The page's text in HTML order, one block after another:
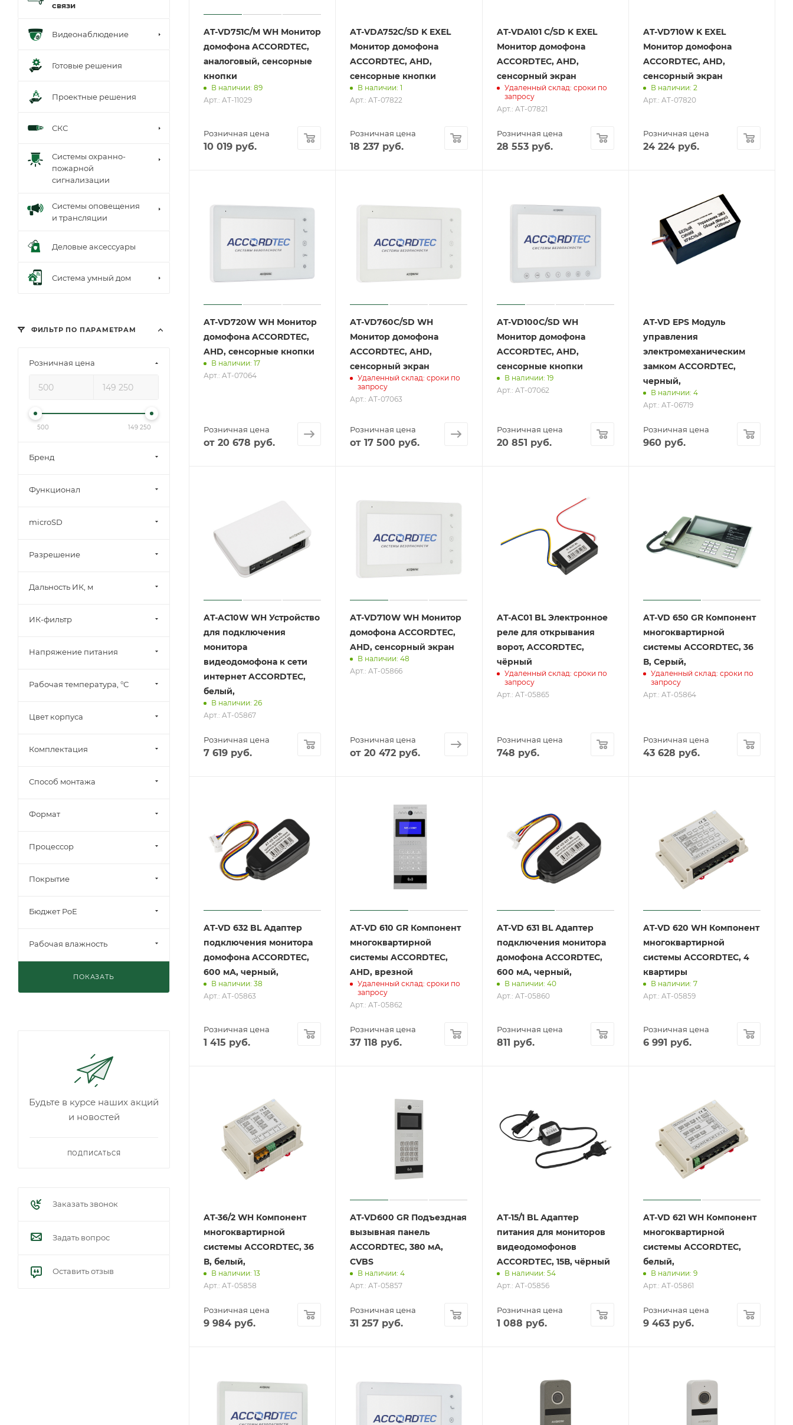
AT-VD751C/M WH Монитор
домофона ACCORDTEC,
аналоговый, сенсорные
кнопки
В наличии: 89
Арт.: AT-11029
Розничная цена
10 019 руб.
AT-VDA752C/SD K EXEL
Монитор домофона
ACCORDTEC, AHD,
сенсорные кнопки
В наличии: 1
Арт.: AT-07822
Розничная цена
18 237 руб.
AT-VDA101 C/SD K EXEL
Монитор домофона
ACCORDTEC, AHD,
сенсорный экран
Удаленный склад: сроки по
запросу
Арт.: AT-07821
Розничная цена
28 553руб.
AT-VD710W K EXEL
Монитор домофона
ACCORDTEC, AHD,
сенсорный экран
В наличии: 2
Арт.: AT-07820
Розничная цена
24 224руб.
AT-VD720W WH Монитор
домофона ACCORDTEC,
AHD, сенсорные кнопки
В наличии: 17
Арт.: AT-07064
Розничная цена
от 20 678 руб.
AT-VD760C/SD WH
Монитор домофона
ACCORDTEC, AHD,
сенсорный экран
Удаленный склад: сроки по
запросу
Арт.: AT-07063
Розничная цена
от 17 500 руб.
AT-VD100C/SD WH
Монитор домофона
ACCORDTEC, AHD,
сенсорные кнопки
В наличии: 19
Арт.: AT-07062
Розничная цена
20 851 руб.
AT-VD EPS Модуль
управления
электромеханическим
замком ACCORDTEC,
черный,
В наличии: 4
Арт.: AT-06719
Розничная цена
960руб.
AT-AC10W WH Устройство
для подключения
монитора
видеодомофона к сети
интернет ACCORDTEC,
белый,
В наличии: 26
Арт.: AT-05867
Розничная цена
7 619 руб.
AT-VD710W WH Монитор
домофона ACCORDTEC,
AHD, сенсорный экран
В наличии: 48
Арт.: AT-05866
Розничная цена
от 20 472 руб.
AT-AC01 BL Электронное
реле для открывания
ворот, ACCORDTEC,
чёрный
Удаленный склад: сроки по
запросу
Арт.: AT-05865
Розничная цена
748 руб.
AT-VD 650 GR Компонент
многоквартирной
системы ACCORDTEC, 36
В, Серый,
Удаленный склад: сроки по
запросу
Арт.: AT-05864
Розничная цена
43 628 руб.
AT-VD 632 BL Адаптер
подключения монитора
домофона ACCORDTEC,
600 мА, черный,
В наличии: 38
Арт.: AT-05863
Розничная цена
1 415 руб.
AT-VD 610 GR Компонент
многоквартирной
системы ACCORDTEC,
AHD, врезной
Удаленный склад: сроки по
запросу
Арт.: AT-05862
Розничная цена
37 118 руб.
AT-VD 631 BL Адаптер
подключения монитора
домофона ACCORDTEC,
600 мА, черный,
В наличии: 40
Арт.: AT-05860
Розничная цена
811 руб.
AT-VD 620 WH Компонент
многоквартирной
системы ACCORDTEC, 4
квартиры
В наличии: 7
Арт.: AT-05859
Розничная цена
6 991 руб.
AT-36/2 WH Компонент
многоквартирной
системы ACCORDTEC, 36
В, белый,
В наличии: 13
Арт.: AT-05858
Розничная цена
9 984 руб.
AT-VD600 GR Подъездная
вызывная панель
ACCORDTEC, 380 мА,
CVBS
В наличии: 4
Арт.: AT-05857
Розничная цена
31 257 руб.
AT-15/1 BL Адаптер
питания для мониторов
видеодомофонов
ACCORDTEC, 15В, чёрный
В наличии: 54
Арт.: AT-05856
Розничная цена
1 088 руб.
AT-VD 621 WH Компонент
многоквартирной
системы ACCORDTEC,
белый,
В наличии: 9
Арт.: AT-05861
Розничная цена
9 463руб.
связи
Видеонаблюдение
Готовые решения
Проектные решения
СКС
Системы охранно-
пожарной
сигнализации
Системы оповещения
и трансляции
Деловые аксессуары
Система умный дом
ФИЛЬТР ПО ПАРАМЕТРАМ
Розничная цена
500 149 250
Бренд
Функционал
microSD
Разрешение
Дальность ИК, м
ИК-фильтр
Напряжение питания
Рабочая температура, °С
Цвет корпуса
Комплектация
Способ монтажа
Формат
Процессор
Покрытие
Бюджет PoE
Рабочая влажность
ПОКАЗАТЬ
Будьте в курсе наших акций
и новостей
ПОДПИСАТЬСЯ
Заказать звонок
Задать вопрос
Оставить отзыв